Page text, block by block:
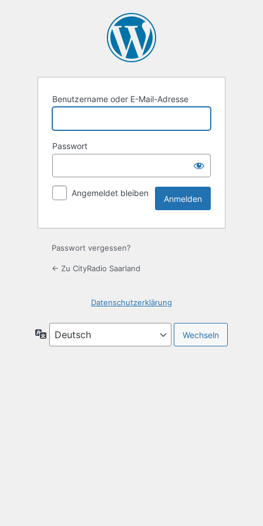
Benutzername oder E-Mail-Adresse
Passwort
Angemeldet bleiben
Passwort vergessen?
← Zu CityRadio Saarland
Datenschutzerklärung
Sprache